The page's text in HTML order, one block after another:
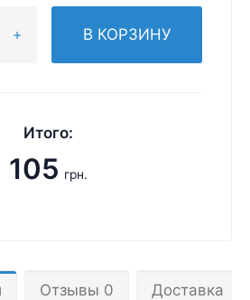
В КОРЗИНУ
Итого:
105 грн.
Отзывы 0 Доставка